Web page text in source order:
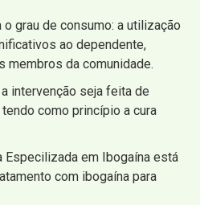
o grau de consumo: a utilização
ao dependente,
membros da comunidade.
intervenção seja feita de
como princípio a cura
Especilizada em Ibogaína está
com ibogaína para